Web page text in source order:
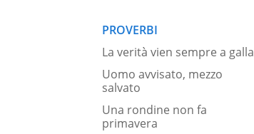
PROVERBI
La verità vien sempre a galla
Uomo avvisato, mezzo
salvato
Una rondine non fa
primavera